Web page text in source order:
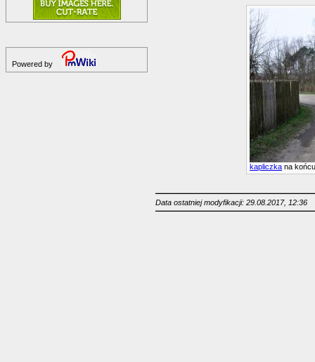
Powered by
kapliczka na
Data ostatniej modyfikacji: 29.08.2017, 12:36